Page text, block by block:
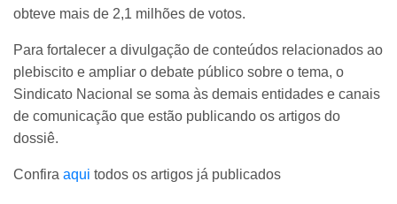
obteve mais de 2,1 milhões de votos.
Para fortalecer a divulgação de conteúdos relacionados ao
plebiscito e ampliar o debate público sobre o tema, o
Sindicato Nacional se soma às demais entidades e canais
de comunicação que estão publicando os artigos do
dossiê.
Confira aqui todos os artigos já publicados